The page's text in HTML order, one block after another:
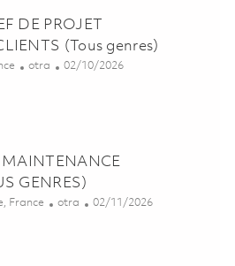
DE PROJET
(Tous genres)
Categoría
otra Posted Date
02/10/2026
CHEF DE PROJET
MAINTENANCE
GENRES)
France Categoría
otra Posted Date
02/11/2026
DE MAINTENANCE CONFIRME